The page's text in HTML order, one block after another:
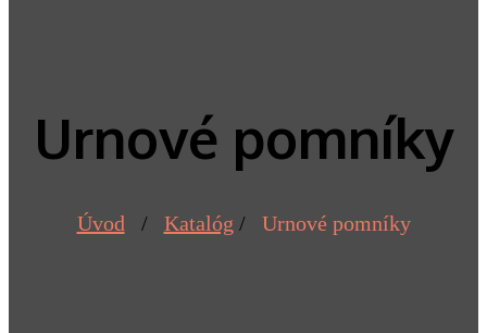
Urnové pomníky
Úvod / Katalóg / Urnové pomníky